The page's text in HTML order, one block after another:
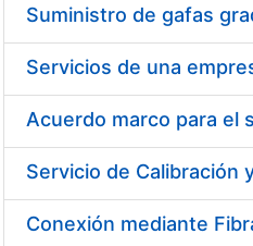
Acuerdo marco para el